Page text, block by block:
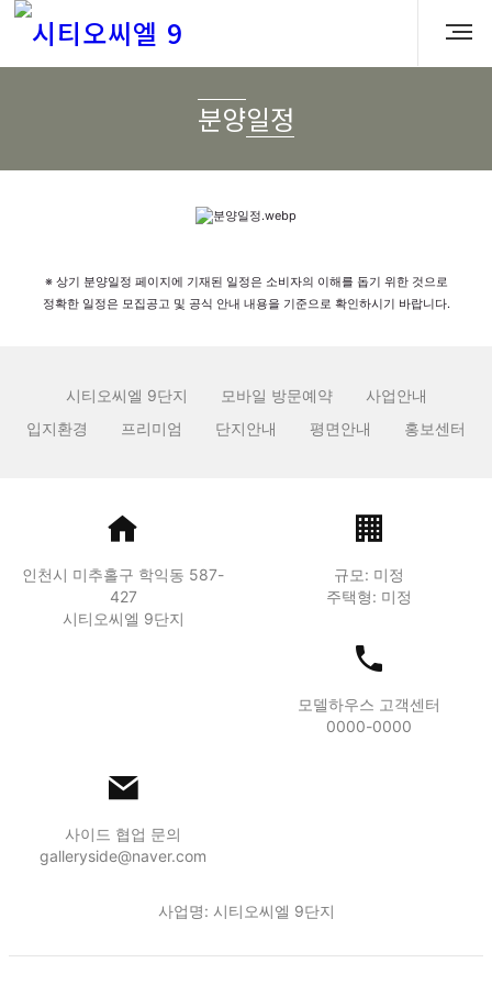
분양일정
※ 상기 분양일정 페이지에 기재된 일정은 소비자의 이해를 돕기 위한 것으로
정확한 일정은 모집공고 및 공식 안내 내용을 기준으로 확인하시기 바랍니다.
시티오씨엘 9단지 모바일 방문예약
사업안내
입지환경
프리미엄 단지안내 평면안내 홍보센터
인천시 미추홀구 학익동 587-
427
시티오씨엘 9단지
규모: 미정
주택형: 미정
모델하우스 고객센터
0000-0000
사이드 협업 문의
galleryside@naver.com
사업명: 시티오씨엘 9단지